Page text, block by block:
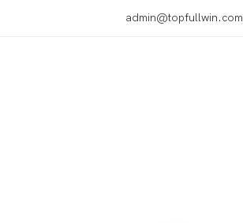
admin@topfullwin.com